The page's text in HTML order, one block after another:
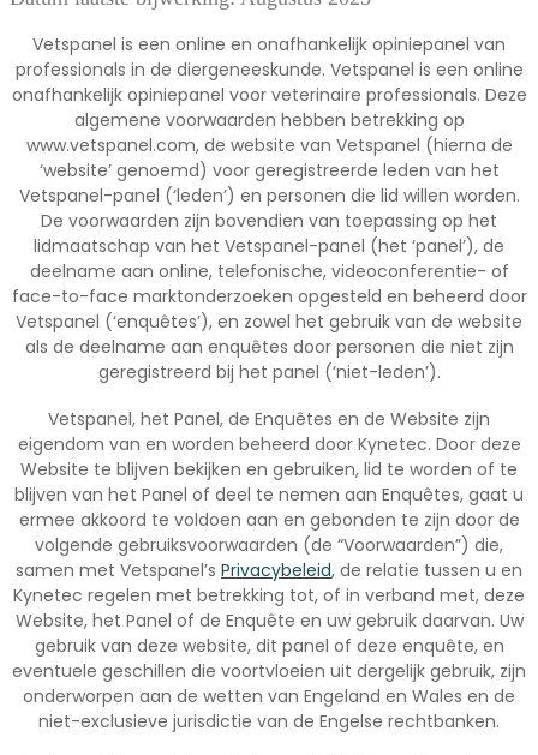
Vetspanel is een online en onafhankelijk opiniepanel van
professionals in de diergeneeskunde. Vetspanel is een online
onafhankelijk opiniepanel voor veterinaire professionals. Deze
algemene voorwaarden hebben betrekking op
www.vetspanel.com, de website van Vetspanel (hierna de
‘website’ genoemd) voor geregistreerde leden van het
Vetspanel-panel (‘leden’) en personen die lid willen worden.
De voorwaarden zijn bovendien van toepassing op het
lidmaatschap van het Vetspanel-panel (het ‘panel’), de
deelname aan online, telefonische, videoconferentie- of
face-to-face marktonderzoeken opgesteld en beheerd door
Vetspanel (‘enquêtes’), en zowel het gebruik van de website
als de deelname aan enquêtes door personen die niet zijn
geregistreerd bij het panel (‘niet-leden’).
Vetspanel, het Panel, de Enquêtes en de Website zijn
eigendom van en worden beheerd door Kynetec. Door deze
Website te blijven bekijken en gebruiken, lid te worden of te
blijven van het Panel of deel te nemen aan Enquêtes, gaat u
ermee akkoord te voldoen aan en gebonden te zijn door de
volgende gebruiksvoorwaarden (de “Voorwaarden”) die,
samen met Vetspanel’s Privacybeleid, de relatie tussen u en
Kynetec regelen met betrekking tot, of in verband met, deze
Website, het Panel of de Enquête en uw gebruik daarvan. Uw
gebruik van deze website, dit panel of deze enquête, en
eventuele geschillen die voortvloeien uit dergelijk gebruik, zijn
onderworpen aan de wetten van Engeland en Wales en de
niet-exclusieve jurisdictie van de Engelse rechtbanken.